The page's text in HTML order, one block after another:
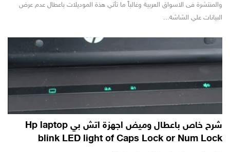
والمنتشرة فى الاسواق العربية وغالباً ما تأتي هذة الموديلات باعطال عدم عرض
البيانات علي الشاشة...
شرح خاص باعطال وميض اجهزة اتش بي Hp laptop
blink LED light of Caps Lock or Num Lock